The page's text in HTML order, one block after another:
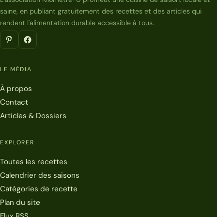
saine, en publiant gratuitement des recettes et des articles qui
rendent l'alimentation durable accessible à tous.
LE MÉDIA
À propos
Contact
Articles & Dossiers
EXPLORER
Toutes les recettes
Calendrier des saisons
Catégories de recette
Plan du site